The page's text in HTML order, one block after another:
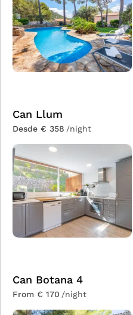
Can Llum
Desde € 358/night
Can Botana 4
From € 170/night